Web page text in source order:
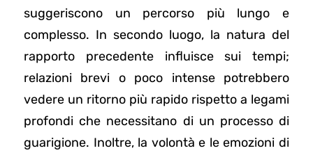
suggeriscono un percorso più lungo e
complesso. In secondo luogo, la natura del
rapporto precedente influisce sui tempi;
relazioni brevi o poco intense potrebbero
vedere un ritorno più rapido rispetto a legami
profondi che necessitano di un processo di
guarigione. Inoltre, la volontà e le emozioni di